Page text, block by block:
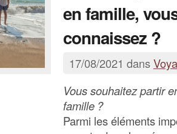
en famille,
connaissez ?
17/08/2021 dans
Vous souhaitez partir
famille ?
Parmi les éléments